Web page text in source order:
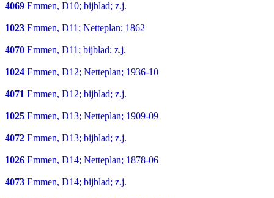
4069 Emmen, D10; bijblad; z.j.
1023 Emmen, D11; Netteplan; 1862
4070 Emmen, D11; bijblad; z.j.
1024 Emmen, D12; Netteplan; 1936-10
4071 Emmen, D12; bijblad; z.j.
1025 Emmen, D13; Netteplan; 1909-09
4072 Emmen, D13; bijblad; z.j.
1026 Emmen, D14; Netteplan; 1878-06
4073 Emmen, D14; bijblad; z.j.